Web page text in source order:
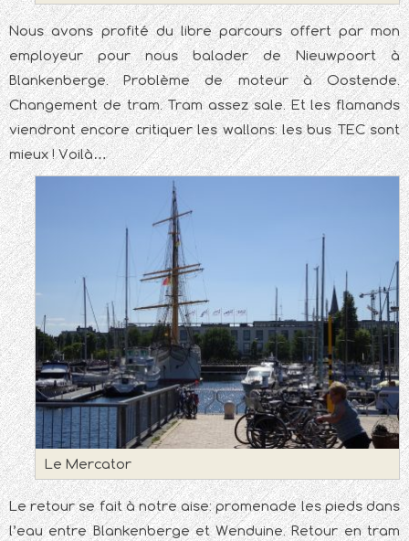
Nous avons profité du libre parcours offert par mon
employeur pour nous balader de Nieuwpoort à
Blankenberge. Problème de moteur à Oostende.
Changement de tram. Tram assez sale. Et les flamands
viendront encore critiquer les wallons: les bus TEC sont
mieux ! Voilà…
Le Mercator
Le retour se fait à notre aise: promenade les pieds dans
l’eau entre Blankenberge et Wenduine. Retour en tram